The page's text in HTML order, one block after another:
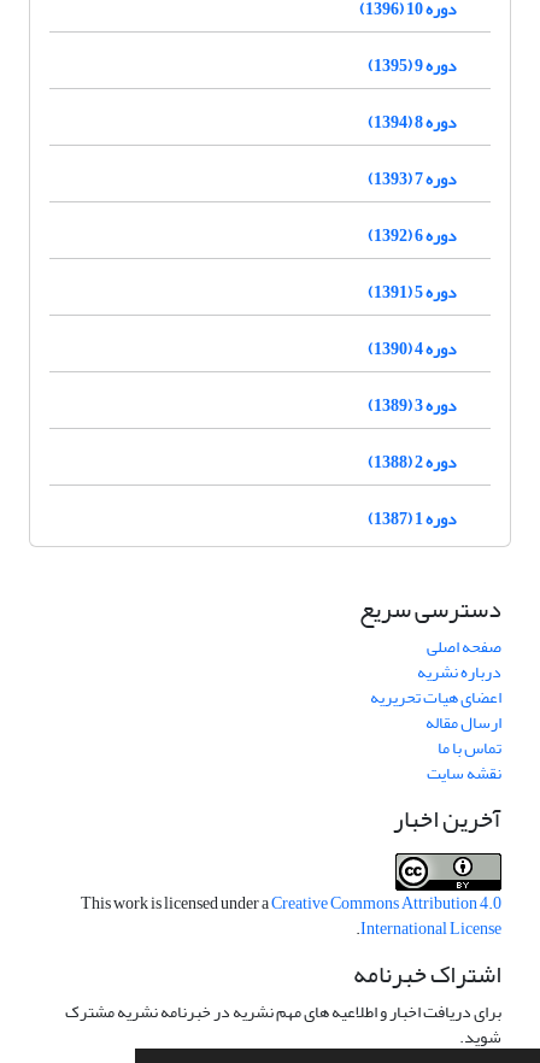
دوره 10 (1396)
دوره 9 (1395)
دوره 8 (1394)
دوره 7 (1393)
دوره 6 (1392)
دوره 5 (1391)
دوره 4 (1390)
دوره 3 (1389)
دوره 2 (1388)
دوره 1 (1387)
دسترسی سریع
صفحه اصلی
درباره نشریه
اعضای هیات تحریریه
ارسال مقاله
تماس با ما
نقشه سایت
آخرین اخبار
This work is licensed under aCreative Commons Attribution 4.0
International License
.
اشتراک خبرنامه
برای دریافت اخبار و اطلاعیه های مهم نشریه در خبرنامه نشریه مشترک
شوید.